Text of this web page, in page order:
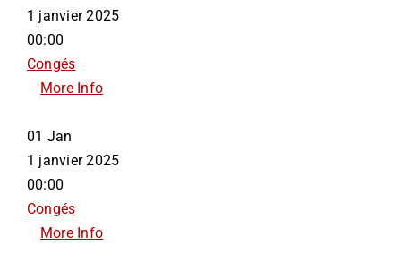
1 janvier 2025
00:00
Congés
More Info
01 Jan
1 janvier 2025
00:00
Congés
More Info